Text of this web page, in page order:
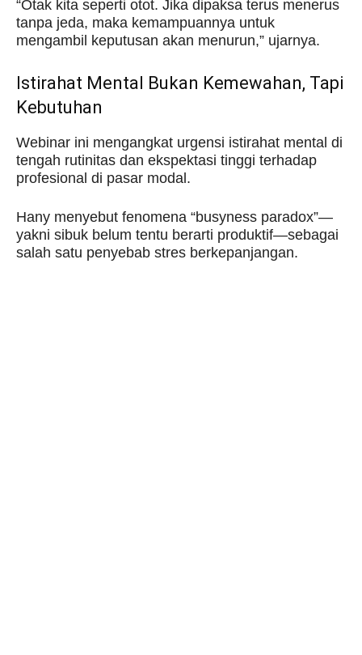
“Otak kita seperti otot. Jika dipaksa terus menerus
tanpa jeda, maka kemampuannya untuk
mengambil keputusan akan menurun,” ujarnya.
Istirahat Mental Bukan Kemewahan, Tapi
Kebutuhan
Webinar ini mengangkat urgensi istirahat mental di
tengah rutinitas dan ekspektasi tinggi terhadap
profesional di pasar modal.
Hany menyebut fenomena “busyness paradox”—
yakni sibuk belum tentu berarti produktif—sebagai
salah satu penyebab stres berkepanjangan.